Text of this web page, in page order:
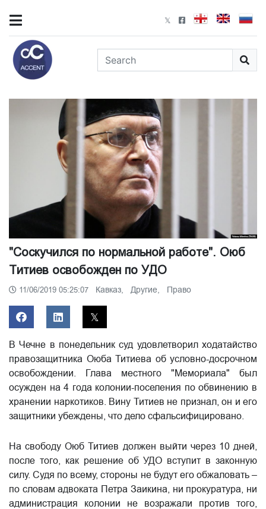
"Соскучился по нормальной работе". Оюб
Титиев освобожден по УДО
11/06/2019 05:25:07 Кавказ, Другие, Право
В Чечне в понедельник суд удовлетворил ходатайство
правозащитника Оюба Титиева об условно-досрочном
освобождении. Глава местного "Мемориала" был
осужден на 4 года колонии-поселения по обвинению в
хранении наркотиков. Вину Титиев не признал, он и его
защитники убеждены, что дело сфальсифицировано.
На свободу Оюб Титиев должен выйти через 10 дней,
после того, как решение об УДО вступит в законную
силу. Судя по всему, стороны не будут его обжаловать –
по словам адвоката Петра Заикина, ни прокуратура, ни
администрация колонии не возражали против того,